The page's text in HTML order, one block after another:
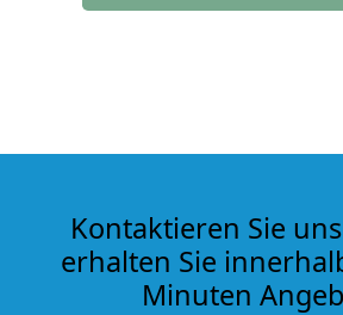
Kontaktieren Sie
erhalten Sie
Minuten